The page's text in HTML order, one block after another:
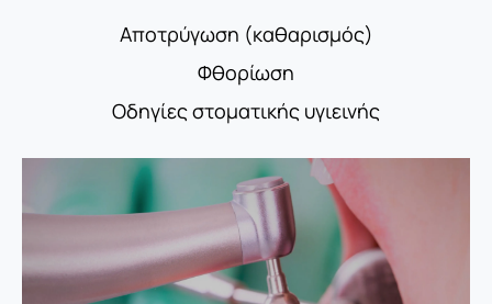
Αποτρύγωση (καθαρισμός)
Φθορίωση
Οδηγίες στοματικής υγιεινής